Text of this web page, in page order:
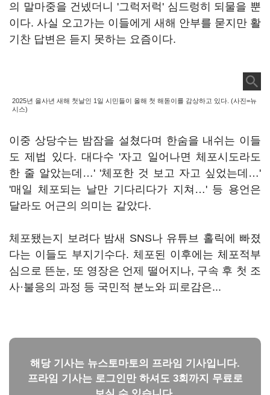
의 말마중을 건넸더니 '그럭저럭' 심드렁히 되물을 뿐
이다. 사실 오고가는 이들에게 새해 안부를 묻지만 활
기찬 답변은 듣지 못하는 요즘이다.
2025년 을사년 새해 첫날인 1일 시민들이 올해 첫 해돋이를 감상하고 있다. (사진=뉴
시스)
이중 상당수는 밤잠을 설쳤다며 한숨을 내쉬는 이들
도 제법 있다. 대다수 '자고 일어나면 체포시도라도
한 줄 알았는데…' '체포한 것 보고 자고 싶었는데…'
'매일 체포되는 날만 기다리다가 지쳐…' 등 용언은
달라도 어근의 의미는 같았다.
체포됐는지 보려다 밤새 SNS나 유튜브 홀릭에 빠졌
다는 이들도 부지기수다. 체포된 이후에는 체포적부
심으로 뜬눈, 또 영장은 언제 떨어지나, 구속 후 첫 조
사·불응의 과정 등 국민적 분노와 피로감은...
해당 기사는 뉴스토마토의 프라임 기사입니다.
프라임 기사는 로그인만 하셔도 3회까지 무료로